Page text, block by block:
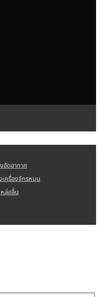
อัดอากาศ
เครื่องจักรหมุน
ล่อลื่น